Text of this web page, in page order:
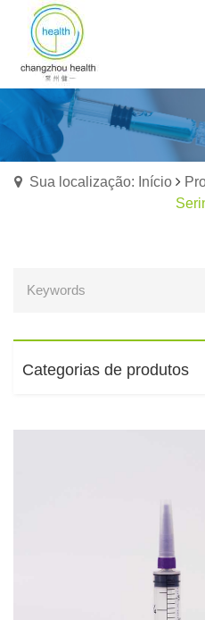
Sua localização: Início
Categorias de produtos